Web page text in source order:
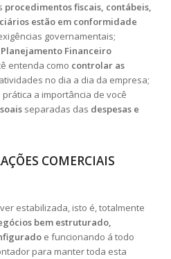
procedimentos fiscais, contábeis,
estão em conformidade
governamentais;
Planejamento Financeiro
entenda como controlar as
no dia a dia da empresa;
a importância de você
separadas das despesas e
COMERCIAIS
estabilizada, isto é, totalmente
bem estruturado,
e funcionando á todo
para manter toda esta